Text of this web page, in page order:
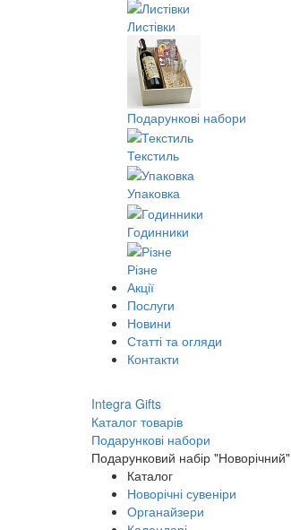
Листівки
Подарункові набори
Текстиль
Упаковка
Годинники
Різне
Акції
Послуги
Новини
Статті та огляди
Контакти
Integra Gifts
Каталог товарів
Подарункові набори
Подарунковий набір "Новорічний"
Каталог
Новорічні сувеніри
Органайзери